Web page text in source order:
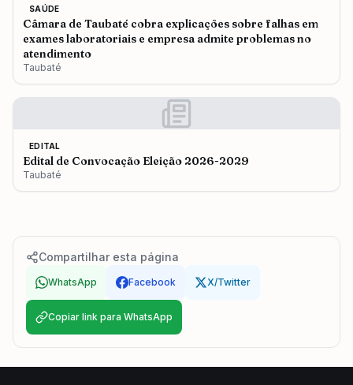
SAÚDE
Câmara de Taubaté cobra explicações sobre falhas em
exames laboratoriais e empresa admite problemas no
atendimento
Taubaté
EDITAL
Edital de Convocação Eleição 2026-2029
Taubaté
Compartilhar esta página
WhatsApp Facebook X/Twitter
Copiar link para WhatsApp